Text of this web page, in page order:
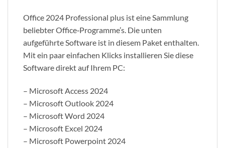
Office 2024 Professional plus ist eine Sammlung
beliebter Office‑Programme’s. Die unten
aufgeführte Software ist in diesem Paket enthalten.
Mit ein paar einfachen Klicks installieren Sie diese
Software direkt auf Ihrem PC:
– Microsoft Access 2024
– Microsoft Outlook 2024
– Microsoft Word 2024
– Microsoft Excel 2024
– Microsoft Powerpoint 2024